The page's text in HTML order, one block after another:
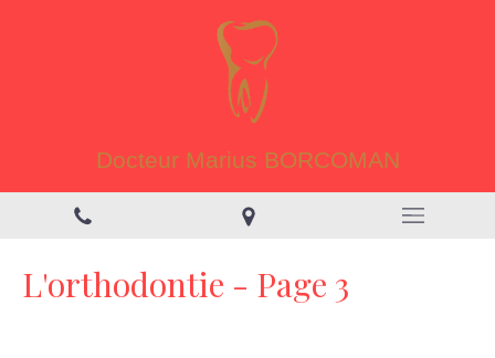
Docteur Marius BORCOMAN
L'orthodontie - Page 3